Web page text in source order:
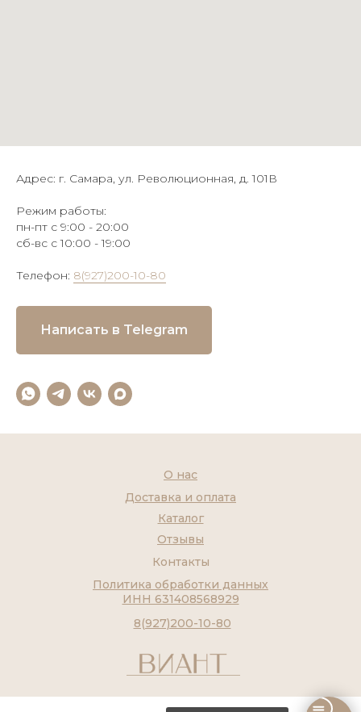
Адрес: г. Самара, ул. Революционная, д. 101В
Режим работы:
пн-пт с 9:00 - 20:00
сб-вс с 10:00 - 19:00
Телефон: 8(927)200-10-80
Написать в Telegram
Контакты
8(927)200-10-80
Каталог
О нас
Доставка и оплата
Отзывы
Политика обработки данных
ИНН 631408568929